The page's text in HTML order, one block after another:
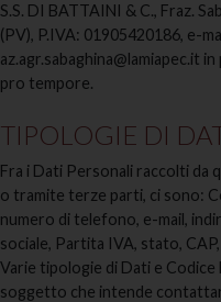
S.S. DI BATTAINI & C., Fraz.
(PV), P.IVA: 01905420186, e-
az.agr.sabaghina@lamiapec.it
pro tempore.
TIPOLOGIE DI
Fra i Dati Personali raccolti da
o tramite terze parti, ci sono:
numero di telefono, e-mail,
sociale, Partita IVA, stato,
Varie tipologie di Dati e Codice
soggetto che intende